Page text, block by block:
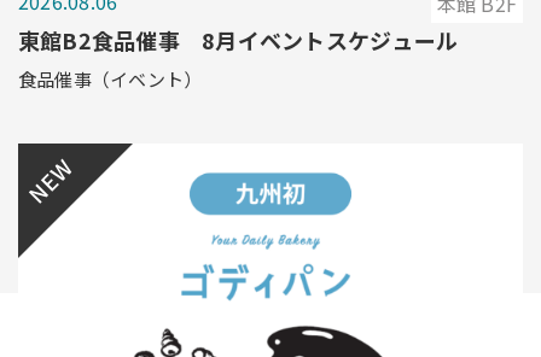
東館B2食品催事 8月イベントスケジュール
食品催事（イベント）
NEW